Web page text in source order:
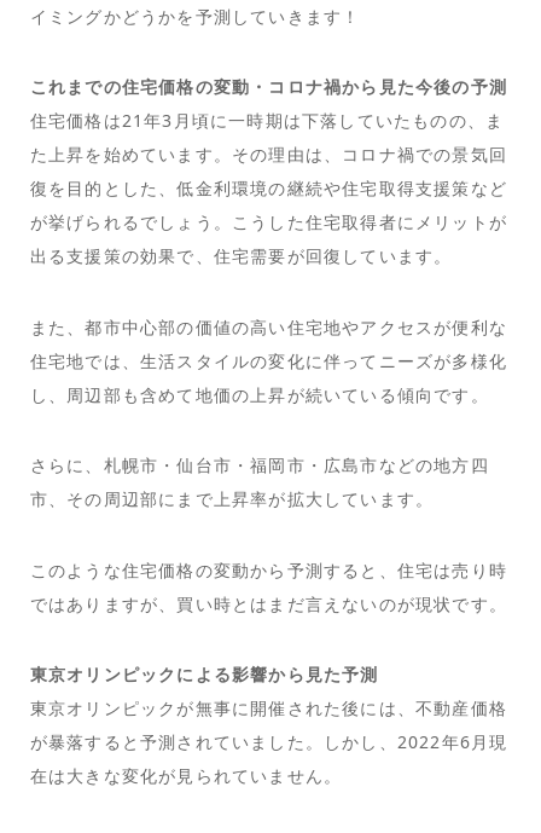
イミングかどうかを予測していきます！
これまでの住宅価格の変動・コロナ禍から見た今後の予測
住宅価格は21年3月頃に一時期は下落していたものの、ま
た上昇を始めています。その理由は、コロナ禍での景気回
復を目的とした、低金利環境の継続や住宅取得支援策など
が挙げられるでしょう。こうした住宅取得者にメリットが
出る支援策の効果で、住宅需要が回復しています。
また、都市中心部の価値の高い住宅地やアクセスが便利な
住宅地では、生活スタイルの変化に伴ってニーズが多様化
し、周辺部も含めて地価の上昇が続いている傾向です。
さらに、札幌市・仙台市・福岡市・広島市などの地方四
市、その周辺部にまで上昇率が拡大しています。
このような住宅価格の変動から予測すると、住宅は売り時
ではありますが、買い時とはまだ言えないのが現状です。
東京オリンピックによる影響から見た予測
東京オリンピックが無事に開催された後には、不動産価格
が暴落すると予測されていました。しかし、2022年6月現
在は大きな変化が見られていません。